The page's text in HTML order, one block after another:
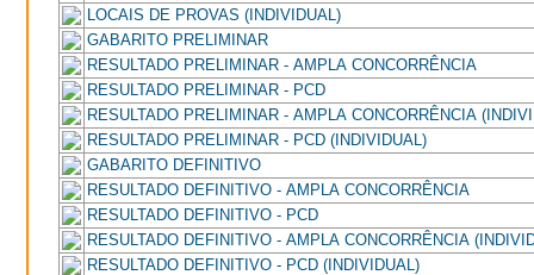
LOCAIS DE PROVAS (INDIVIDUAL)
GABARITO PRELIMINAR
RESULTADO PRELIMINAR - AMPLA CONCORRÊNCIA
RESULTADO PRELIMINAR - PCD
RESULTADO PRELIMINAR - AMPLA CONCORRÊNCIA
RESULTADO PRELIMINAR - PCD (INDIVIDUAL)
GABARITO DEFINITIVO
RESULTADO DEFINITIVO - AMPLA CONCORRÊNCIA
RESULTADO DEFINITIVO - PCD
RESULTADO DEFINITIVO - AMPLA CONCORRÊNCIA
RESULTADO DEFINITIVO - PCD (INDIVIDUAL)